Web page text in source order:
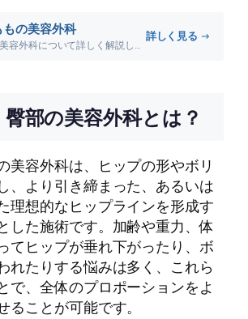
の美容外科
二の腕・太ももの美容外科について詳しく解説します。
詳しく見る →
部の美容外科とは？
美容外科は、ヒップの形やボリ
、より引き締まった、あるいは
理想的なヒップラインを形成す
した施術です。加齢や重力、体
てヒップが垂れ下がったり、ボ
れたりする悩みは多く、これら
で、全体のプロポーションをよ
ることが可能です。